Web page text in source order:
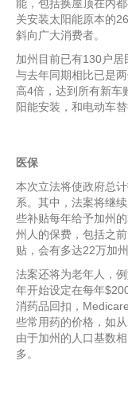
能，包括换屋顶在内
关安装太阳能原本的
斜向广大消费者。
加州目前已有130户
与去年同期相比已是
高4倍，达到所有新车
阳能安装，和电动车替
医保
本次立法将使政府总
系。其中，法案将继
些补贴每年给予加州
州人的保费，包括之
贴，会有多达22万加
法案还将为老年人，
年开始设定在每年
消药品回扣，
些常用药的价格，如
由于加州的人口基数
多。